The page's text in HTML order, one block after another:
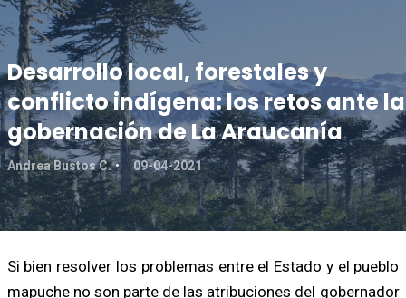
Desarrollo local, forestales y
conflicto indígena: los retos ante la
gobernación de La Araucanía
Andrea Bustos C. 09-04-2021
Si bien resolver los problemas entre el Estado y el pueblo
mapuche no son parte de las atribuciones del gobernador